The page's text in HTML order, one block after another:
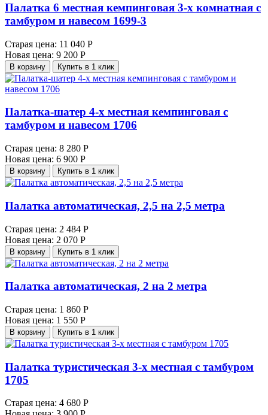
Палатка 6 местная кемпинговая 3-х комнатная с
тамбуром и навесом 1699-3
Старая цена: 11 040 Р
Новая цена: 9 200 Р
В корзину Купить в 1 клик
Палатка-шатер 4-х местная кемпинговая с
тамбуром и навесом 1706
Старая цена: 8 280 Р
Новая цена: 6 900 Р
В корзину Купить в 1 клик
Палатка автоматическая, 2,5 на 2,5 метра
Старая цена: 2 484 Р
Новая цена: 2 070 Р
В корзину Купить в 1 клик
Палатка автоматическая, 2 на 2 метра
Старая цена: 1 860 Р
Новая цена: 1 550 Р
В корзину Купить в 1 клик
Палатка туристическая 3-х местная с тамбуром
1705
Старая цена: 4 680 Р